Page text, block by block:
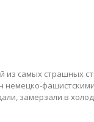
из самых страшных
немецко-
замерзали в